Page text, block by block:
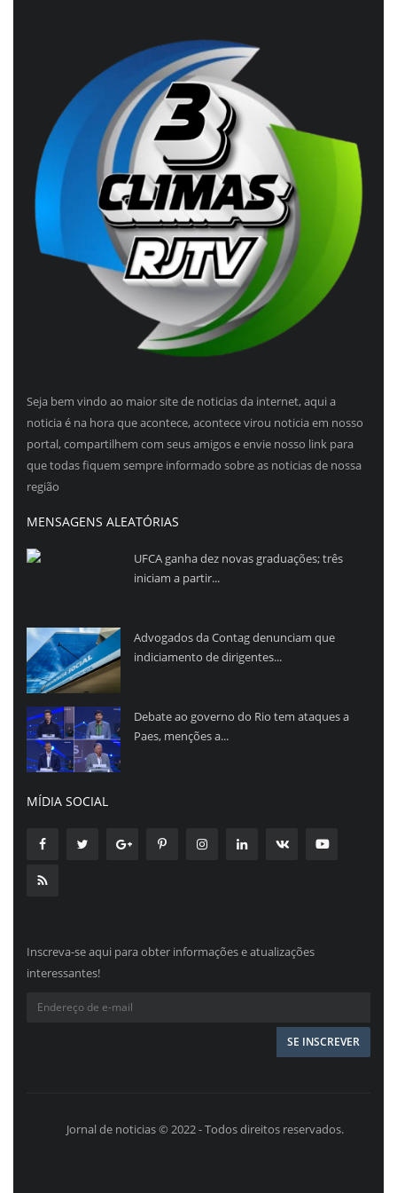
Seja bem vindo ao maior site de noticias da internet, aqui a
noticia é na hora que acontece, acontece virou noticia em nosso
portal, compartilhem com seus amigos e envie nosso link para
que todas fiquem sempre informado sobre as noticias de nossa
região
MENSAGENS ALEATÓRIAS
UFCA ganha dez novas graduações; três
iniciam a partir...
Advogados da Contag denunciam que
indiciamento de dirigentes...
Debate ao governo do Rio tem ataques a
Paes, menções a...
MÍDIA SOCIAL
Inscreva-se aqui para obter informações e atualizações
interessantes!
Jornal de noticias © 2022 - Todos direitos reservados.